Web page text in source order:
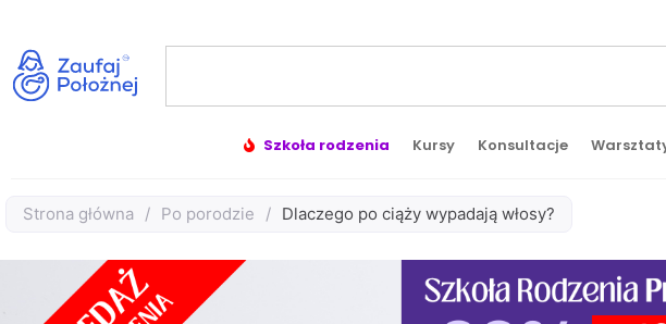
Szkoła rodzenia Kursy Konsultacje
Strona główna / Po porodzie / Dlaczego po ciąży wypadają włosy?